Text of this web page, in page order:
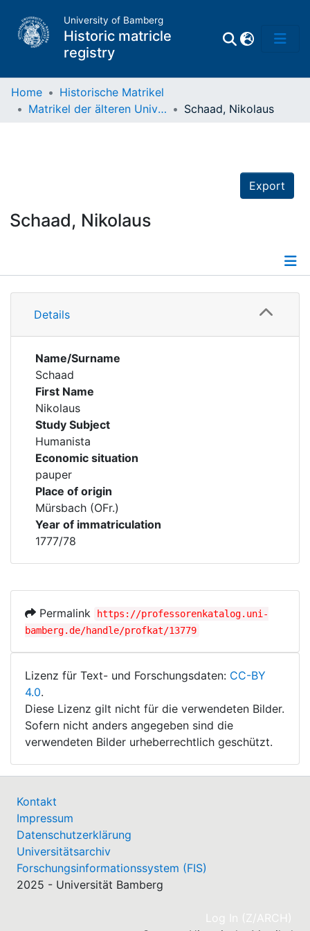
University of Bamberg
Historic matricle
registry
Home
Historische Matrikel
Matrikel der älteren Universität
Schaad, Nikolaus
Export
Schaad, Nikolaus
Details
Details
Name/Surname
Schaad
First Name
Nikolaus
Study Subject
Humanista
Economic situation
pauper
Place of origin
Mürsbach (OFr.)
Year of immatriculation
1777/78
Permalink
https://professorenkatalog.uni-
bamberg.de/handle/profkat/13779
Lizenz für Text- und Forschungsdaten: CC-BY
4.0.
Diese Lizenz gilt nicht für die verwendeten Bilder.
Sofern nicht anders angegeben sind die
verwendeten Bilder urheberrechtlich geschützt.
Kontakt
Impressum
Datenschutzerklärung
Universitätsarchiv
Forschungsinformationssystem (FIS)
2025 - Universität Bamberg
Log In (Z/ARCH)